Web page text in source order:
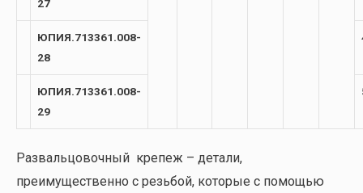
27
ЮПИЯ.713361.008-
28
ЮПИЯ.713361.008-
29
Развальцовочный крепеж – детали,
преимущественно с резьбой, которые с помощью